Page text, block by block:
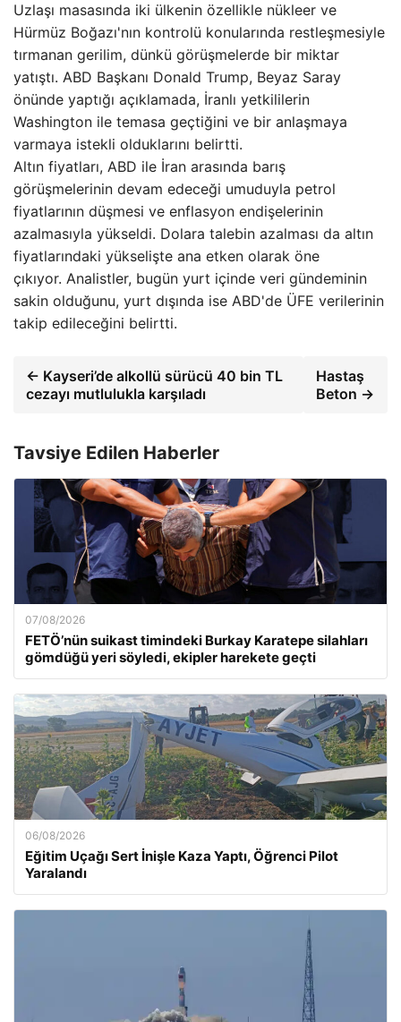
Uzlaşı masasında iki ülkenin özellikle nükleer ve
Hürmüz Boğazı'nın kontrolü konularında restleşmesiyle
tırmanan gerilim, dünkü görüşmelerde bir miktar
yatıştı. ABD Başkanı Donald Trump, Beyaz Saray
önünde yaptığı açıklamada, İranlı yetkililerin
Washington ile temasa geçtiğini ve bir anlaşmaya
varmaya istekli olduklarını belirtti.
Altın fiyatları, ABD ile İran arasında barış
görüşmelerinin devam edeceği umuduyla petrol
fiyatlarının düşmesi ve enflasyon endişelerinin
azalmasıyla yükseldi. Dolara talebin azalması da altın
fiyatlarındaki yükselişte ana etken olarak öne
çıkıyor. Analistler, bugün yurt içinde veri gündeminin
sakin olduğunu, yurt dışında ise ABD'de ÜFE verilerinin
takip edileceğini belirtti.
← Kayseri’de alkollü sürücü 40 bin TL
cezayı mutlulukla karşıladı
Hastaş
Beton →
Tavsiye Edilen Haberler
07/08/2026
FETÖ’nün suikast timindeki Burkay Karatepe silahları
gömdüğü yeri söyledi, ekipler harekete geçti
06/08/2026
Eğitim Uçağı Sert İnişle Kaza Yaptı, Öğrenci Pilot
Yaralandı